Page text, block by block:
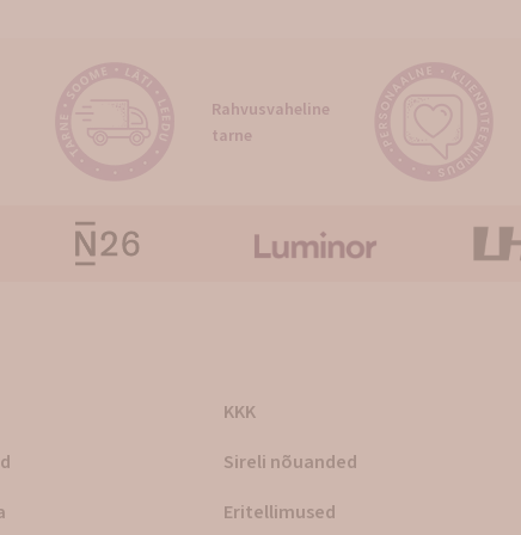
Rahvusvaheline
tarne
KKK
Sireli nõuanded
Eritellimused